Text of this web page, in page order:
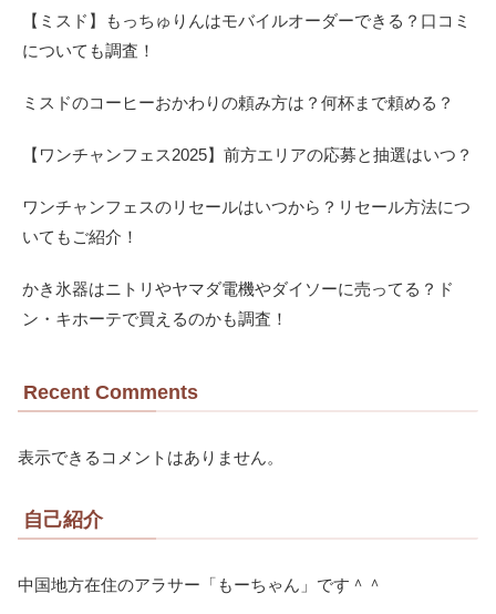
【ミスド】もっちゅりんはモバイルオーダーできる？口コミ
についても調査！
ミスドのコーヒーおかわりの頼み方は？何杯まで頼める？
【ワンチャンフェス2025】前方エリアの応募と抽選はいつ？
ワンチャンフェスのリセールはいつから？リセール方法につ
いてもご紹介！
かき氷器はニトリやヤマダ電機やダイソーに売ってる？ド
ン・キホーテで買えるのかも調査！
Recent Comments
表示できるコメントはありません。
自己紹介
中国地方在住のアラサー「もーちゃん」です＾＾